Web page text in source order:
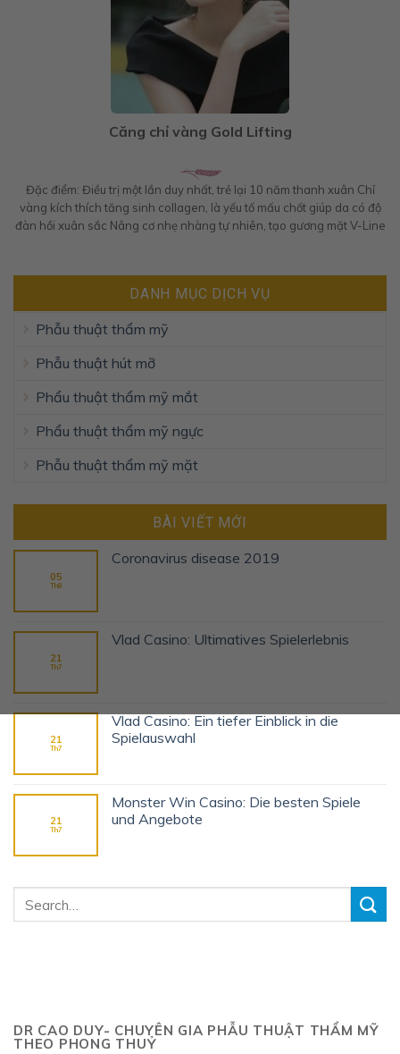
Căng chỉ vàng Gold Lifting
Đặc điểm: Điều trị một lần duy nhất, trẻ lại 10 năm thanh xuân Chỉ
vàng kích thích tăng sinh collagen, là yếu tố mấu chốt giúp da có độ
đàn hồi xuân sắc Nâng cơ nhẹ nhàng tự nhiên, tạo gương mặt V-Line
DANH MỤC DỊCH VỤ
Phẫu thuật thẩm mỹ
Phẫu thuật hút mỡ
Phẩu thuật thẩm mỹ mắt
Phẩu thuật thẩm mỹ ngực
Phẫu thuật thẩm mỹ mặt
BÀI VIẾT MỚI
05
Th8
Coronavirus disease 2019
21
Th7
Vlad Casino: Ultimatives Spielerlebnis
21
Th7
Vlad Casino: Ein tiefer Einblick in die
Spielauswahl
21
Th7
Monster Win Casino: Die besten Spiele
und Angebote
DR CAO DUY- CHUYÊN GIA PHẪU THUẬT THẨM MỸ
THEO PHONG THUỶ